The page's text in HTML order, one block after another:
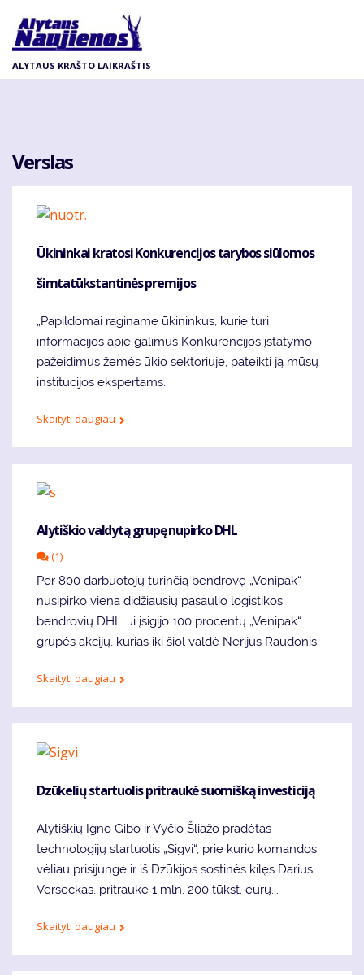
pagrindinį
turinį
ALYTAUS KRAŠTO LAIKRAŠTIS
Verslas
Ūkininkai kratosi Konkurencijos tarybos siūlomos
šimtatūkstantinės premijos
„Papildomai raginame ūkininkus, kurie turi
informacijos apie galimus Konkurencijos įstatymo
pažeidimus žemės ūkio sektoriuje, pateikti ją mūsų
institucijos ekspertams.
Skaityti daugiau
Alytiškio valdytą grupę nupirko DHL
(1)
Per 800 darbuotojų turinčią bendrovę „Venipak“
nusipirko viena didžiausių pasaulio logistikos
bendrovių DHL. Ji įsigijo 100 procentų „Venipak“
grupės akcijų, kurias iki šiol valdė Nerijus Raudonis.
Skaityti daugiau
Dzūkelių startuolis pritraukė suomišką investiciją
Alytiškių Igno Gibo ir Vyčio Šliažo pradėtas
technologijų startuolis „Sigvi“, prie kurio komandos
vėliau prisijungė ir iš Dzūkijos sostinės kilęs Darius
Verseckas, pritraukė 1 mln. 200 tūkst. eurų...
Skaityti daugiau